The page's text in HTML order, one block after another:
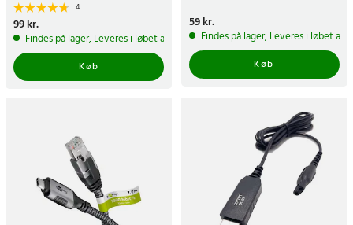
4
Pris:99 kr.
99 kr.
Findes på lager, Leveres i løbet af 1-2 hverdage
Køb
Pris:59 kr.
59 kr.
Findes på lager, Leveres i løbet af
Køb